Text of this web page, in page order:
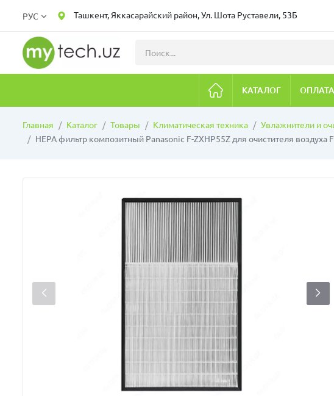
РУС Ташкент, Яккасарайский район, Ул. Шота Руставели, 53Б
КАТАЛОГ
Главная Каталог Товары Климатическая техника Увлажнители и
HEPA фильтр композитный Panasonic F-ZXHP55Z для очистителя воздуха